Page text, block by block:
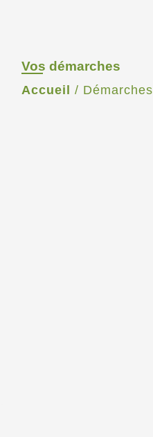
Vos démarches
Accueil / Démarches